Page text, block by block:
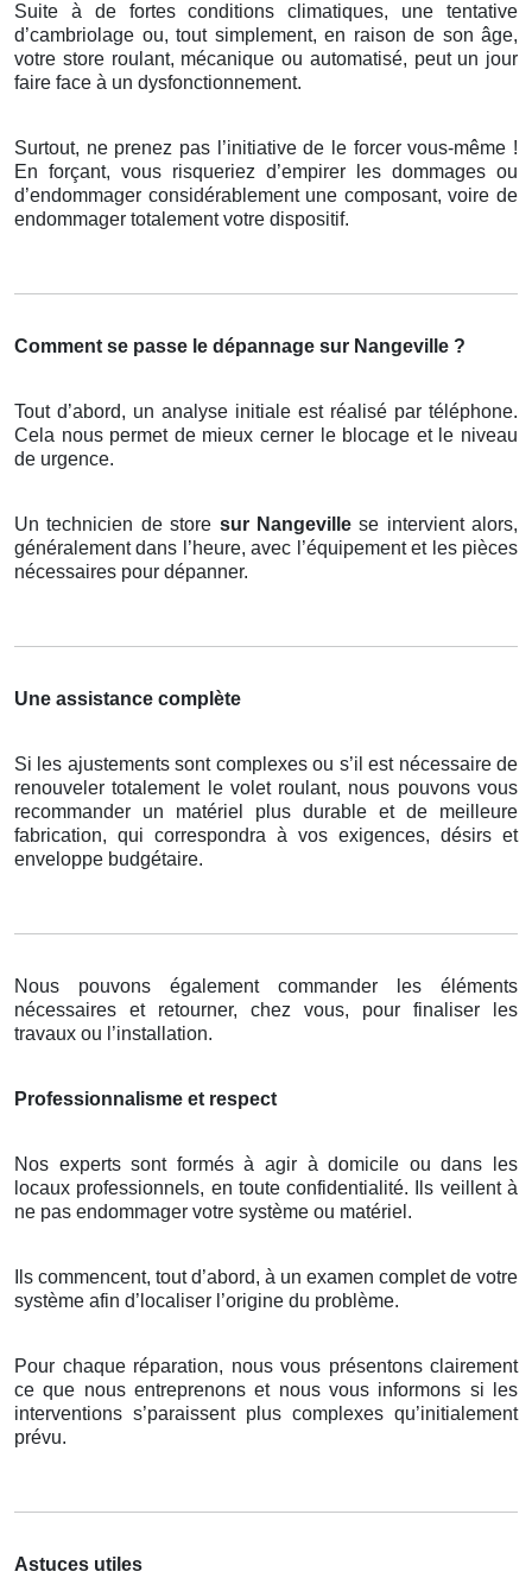
Suite à de fortes conditions climatiques, une tentative
d’cambriolage ou, tout simplement, en raison de son âge,
votre store roulant, mécanique ou automatisé, peut un jour
faire face à un dysfonctionnement.
Surtout, ne prenez pas l’initiative de le forcer vous-même !
En forçant, vous risqueriez d’empirer les dommages ou
d’endommager considérablement une composant, voire de
endommager totalement votre dispositif.
Comment se passe le dépannage sur Nangeville ?
Tout d’abord, un analyse initiale est réalisé par téléphone.
Cela nous permet de mieux cerner le blocage et le niveau
de urgence.
Un technicien de store sur Nangevillese intervient alors,
généralement dans l’heure, avec l’équipement et les pièces
nécessaires pour dépanner.
Une assistance complète
Si les ajustements sont complexes ou s’il est nécessaire de
renouveler totalement le volet roulant, nous pouvons vous
recommander un matériel plus durable et de meilleure
fabrication, qui correspondra à vos exigences, désirs et
enveloppe budgétaire.
Nous pouvons également commander les éléments
nécessaires et retourner, chez vous, pour finaliser les
travaux ou l’installation.
Professionnalisme et respect
Nos experts sont formés à agir à domicile ou dans les
locaux professionnels, en toute confidentialité. Ils veillent à
ne pas endommager votre système ou matériel.
Ils commencent, tout d’abord, à un examen complet de votre
système afin d’localiser l’origine du problème.
Pour chaque réparation, nous vous présentons clairement
ce que nous entreprenons et nous vous informons si les
interventions s’paraissent plus complexes qu’initialement
prévu.
Astuces utiles